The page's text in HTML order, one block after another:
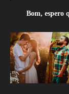
Bom, espero